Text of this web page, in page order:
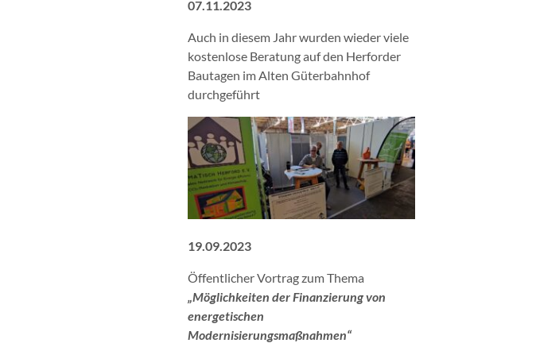
07.11.2023
Auch in diesem Jahr wurden wieder viele
kostenlose Beratung auf den Herforder
Bautagen im Alten Güterbahnhof
durchgeführt
19.09.2023
Öffentlicher Vortrag zum Thema
„Möglichkeiten der Finanzierung von
energetischen
Modernisierungsmaßnahmen“